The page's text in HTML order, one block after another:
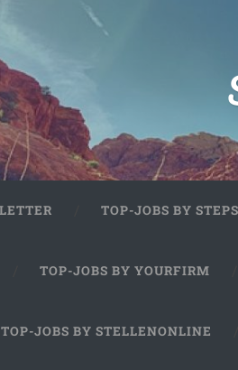
TOP-JOBS BY
TOP-JOBS BY YOURFIRM
TOP-JOBS BY STELLENONLINE